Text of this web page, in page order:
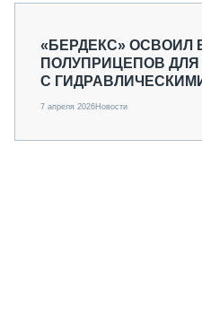
СТАТЬИ ПО КАТЕГОРИЯМ
«БЕРДЕКС» ОСВОИЛ
ПОЛУПРИЦЕПОВ
С
7 апреля 2026Новости